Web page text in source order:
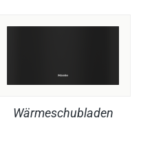
Wärmeschubladen